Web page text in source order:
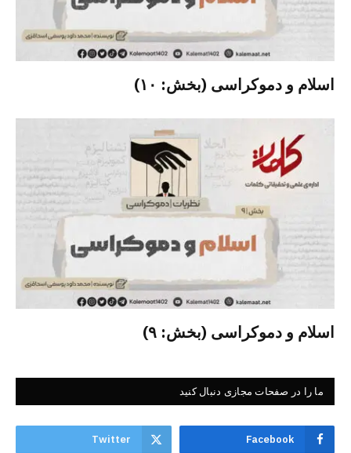
اسلام و دموکراسی (بخش: ۱۰)
اسلام و دموکراسی (بخش: ۹)
ما را در صفحات مجازی دنبال کنید
Facebook
Twitter